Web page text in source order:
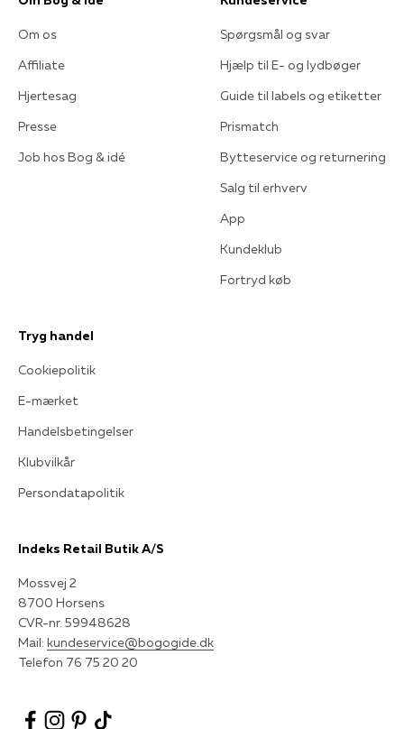
Om os
Affiliate
Hjertesag
Presse
Job hos Bog & idé
Spørgsmål og svar
Hjælp til E- og lydbøger
Guide til labels og etiketter
Prismatch
Bytteservice og returnering
Salg til erhverv
App
Kundeklub
Fortryd køb
Tryg handel
Cookiepolitik
E-mærket
Handelsbetingelser
Klubvilkår
Persondatapolitik
Indeks Retail Butik A/S
Mossvej 2
8700 Horsens
CVR-nr. 59948628
Mail: kundeservice@bogogide.dk
Telefon 76 75 20 20